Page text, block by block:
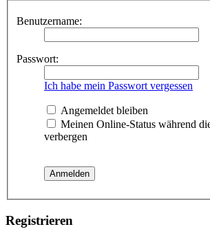
Benutzername:
Passwort:
Ich habe mein Passwort vergessen
Angemeldet bleiben
Meinen Online-Status während
verbergen
Registrieren